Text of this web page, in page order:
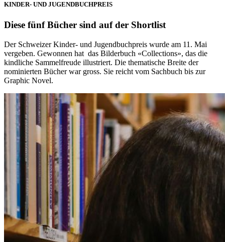
KINDER- UND JUGENDBUCHPREIS
Diese fünf Bücher sind auf der Shortlist
Der Schweizer Kinder- und Jugendbuchpreis wurde am 11. Mai
vergeben. Gewonnen hat das Bilderbuch «Collections», das die
kindliche Sammelfreude illustriert. Die thematische Breite der
nominierten Bücher war gross. Sie reicht vom Sachbuch bis zur
Graphic Novel.